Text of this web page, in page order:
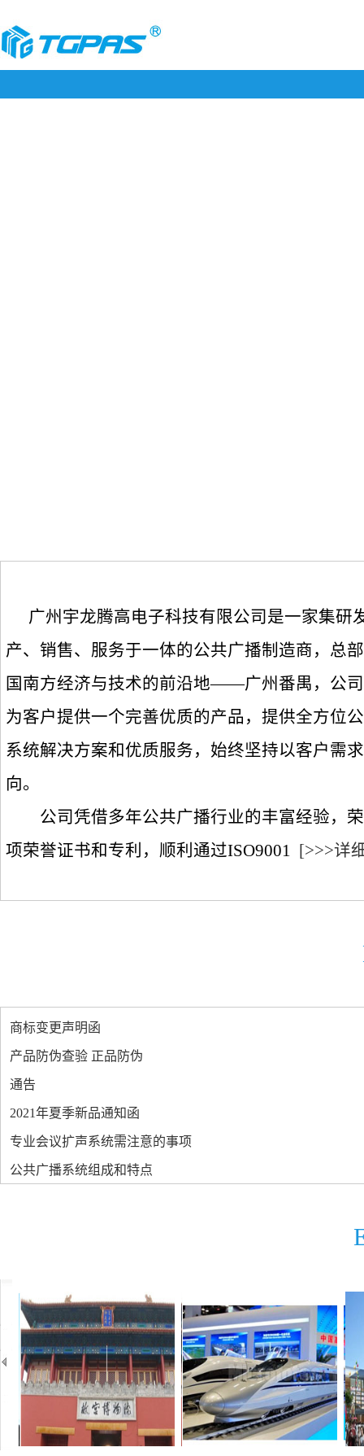
广州宇龙腾高电子科技有限公司是一家集研
产、销售、服务于一体的公共广播制造商，总
国南方经济与技术的前沿地——广州番禺，公
为客户提供一个完善优质的产品，提供全方位
系统解决方案和优质服务，始终坚持以客户需
向。
公司凭借多年公共广播行业的丰富经验，
项荣誉证书和专利，顺利通过ISO9001
[>>>详
商标变更声明函
产品防伪查验 正品防伪
通告
2021年夏季新品通知函
专业会议扩声系统需注意的事项
公共广播系统组成和特点